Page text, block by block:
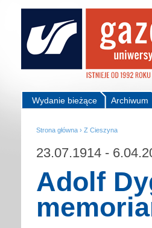
Archiwum
Wydanie bieżące
Strona główna › Z Cieszyna
23.07.1914 -
Adolf